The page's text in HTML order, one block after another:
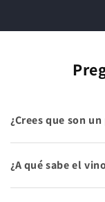
¿Crees que son
¿A qué sabe el